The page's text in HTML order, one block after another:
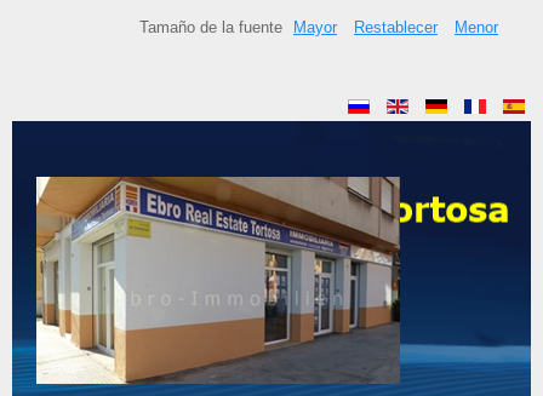
Tamaño de la fuente Mayor Restablecer Menor